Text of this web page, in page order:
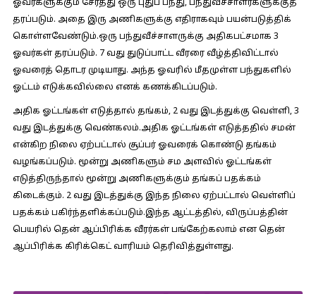
ஓவர்களுக்கும் சேர்த்து ஒரு புதுப் பந்து, பந்துவீச்சாளர்களுக்குத்
தரப்படும். அதை இரு அணிகளுக்கு எதிராகவும் பயன்படுத்திக்
கொள்ளவேண்டும்.ஒரு பந்துவீச்சாளருக்கு அதிகபட்சமாக 3
ஓவர்கள் தரப்படும். 7 வது துடுப்பாட்ட வீரரை வீழ்த்திவிட்டால்
ஓவரைத் தொடர முடியாது. அந்த ஓவரில் மீதமுள்ள பந்துகளில்
ஓட்டம் எடுக்கவில்லை எனக் கணக்கிடப்படும்.
அதிக ஓட்டங்கள் எடுத்தால் தங்கம், 2 வது இடத்துக்கு வெள்ளி, 3
வது இடத்துக்கு வெண்கலம்.அதிக ஓட்டங்கள் எடுத்ததில் சமன்
என்கிற நிலை ஏற்பட்டால் சூப்பர் ஓவரைக் கொண்டு தங்கம்
வழங்கப்படும். மூன்று அணிகளும் சம அளவில் ஓட்டங்கள்
எடுத்திருந்தால் மூன்று அணிகளுக்கும் தங்கப் பதக்கம்
கிடைக்கும். 2 வது இடத்துக்கு இந்த நிலை ஏற்பட்டால் வெள்ளிப்
பதக்கம் பகிர்ந்தளிக்கப்படும்.இந்த ஆட்டத்தில், விருப்பத்தின்
பெயரில் தென் ஆப்பிரிக்க வீரர்கள் பங்கேற்கலாம் என தென்
ஆப்பிரிக்க கிரிக்கெட் வாரியம் தெரிவித்துள்ளது.